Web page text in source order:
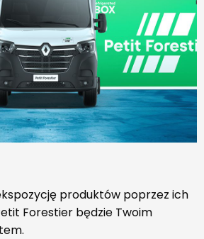
produktów poprzez ich
Forestier będzie Twoim